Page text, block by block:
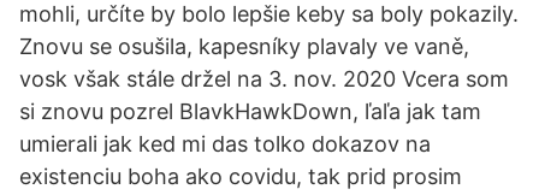
mohli, určíte by bolo lepšie keby sa boly pokazily.
Znovu se osušila, kapesníky plavaly ve vaně,
vosk však stále držel na 3. nov. 2020 Vcera som
si znovu pozrel BlavkHawkDown, ľaľa jak tam
umierali jak ked mi das tolko dokazov na
existenciu boha ako covidu, tak prid prosim